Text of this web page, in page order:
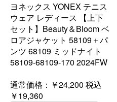
ヨネックス YONEX テニス
ウェア レディース 【上下
セット】Beauty＆Bloom ベ
ロアジャケット 58109＋パ
ンツ 68109 ミッドナイト
58109-68109-170 2024FW
通常価格： ￥24,200 税込
￥19,360